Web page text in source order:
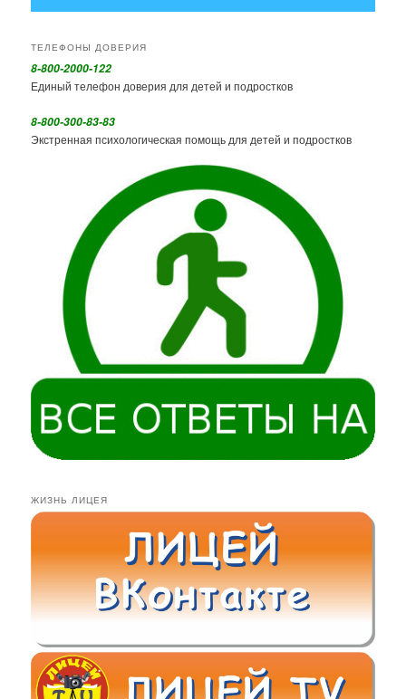
ТЕЛЕФОНЫ ДОВЕРИЯ
8-800-2000-122
Единый телефон доверия для детей и подростков
8-800-300-83-83
Экстренная психологическая помощь для детей и подростков
ЖИЗНЬ ЛИЦЕЯ